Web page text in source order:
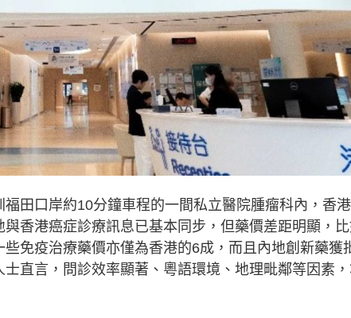
田口岸約10分鐘車程的一間私立醫院腫瘤科內，香
香港癌症診療訊息已基本同步，但藥價差距明顯，比
免疫治療藥價亦僅為香港的6成，而且內地創新藥獲
直言，問診效率顯著、粵語環境、地理毗鄰等因素